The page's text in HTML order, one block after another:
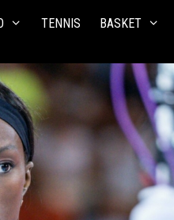
TENNIS BASKET